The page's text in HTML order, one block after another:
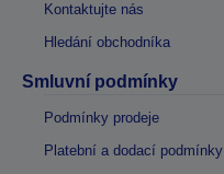
Kontaktujte nás
Hledání obchodníka
Smluvní podmínky
Podmínky prodeje
Platební a dodací podmínky